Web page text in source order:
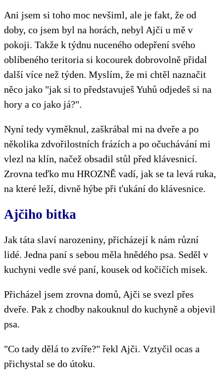
Ani jsem si toho moc nevšiml, ale je fakt, že od
doby, co jsem byl na horách, nebyl Ajči u mě v
pokoji. Takže k týdnu nuceného odepření svého
oblíbeného teritoria si kocourek dobrovolně přidal
další více než týden. Myslím, že mi chtěl naznačit
něco jako "jak si to představuješ Yuhů odjedeš si na
hory a co jako já?".
Nyní tedy vyměknul, zaškrábal mi na dveře a po
několika zdvořilostních frázích a po očuchávání mi
vlezl na klín, načež obsadil stůl před klávesnicí.
Zrovna teďko mu HROZNĚ vadí, jak se ta levá ruka,
na které leží, divně hýbe při ťukání do klávesnice.
Ajčiho bitka
Jak táta slaví narozeniny, přicházejí k nám různí
lidé. Jedna paní s sebou měla hnědého psa. Seděl v
kuchyni vedle své paní, kousek od kočičích misek.
Přicházel jsem zrovna domů, Ajči se svezl přes
dveře. Pak z chodby nakouknul do kuchyně a objevil
psa.
"Co tady dělá to zvíře?" řekl Ajči. Vztyčil ocas a
přichystal se do útoku.